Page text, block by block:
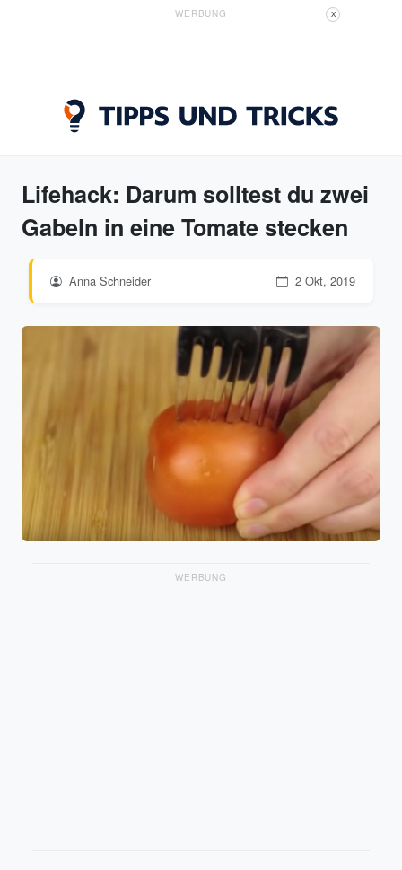
WERBUNG X
Lifehack: Darum solltest du zwei
Gabeln in eine Tomate stecken
Anna Schneider 2 Okt, 2019
WERBUNG